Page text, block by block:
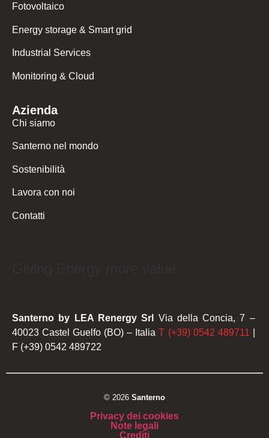
Fotovoltaico
Energy storage & Smart grid
Industrial Services
Monitoring & Cloud
Azienda
Chi siamo
Santerno nel mondo
Sostenibilità
Lavora con noi
Contatti
Santerno by LEA Renergy Srl Via della Concia, 7 –
40023 Castel Guelfo (BO) – ItaliaT (+39) 0542 489711
F (+39) 0542 489722
© 2026 Santerno
Privacy dei cookies
Note legali
Crediti